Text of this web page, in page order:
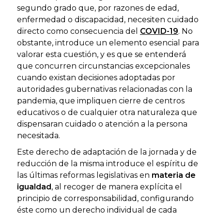
segundo grado que, por razones de edad,
enfermedad o discapacidad, necesiten cuidado
directo como consecuencia del COVID-19. No
obstante, introduce un elemento esencial para
valorar esta cuestión, y es que se entenderá
que concurren circunstancias excepcionales
cuando existan decisiones adoptadas por
autoridades gubernativas relacionadas con la
pandemia, que impliquen cierre de centros
educativos o de cualquier otra naturaleza que
dispensaran cuidado o atención a la persona
necesitada.
Este derecho de adaptación de la jornada y de
reducción de la misma introduce el espíritu de
las últimas reformas legislativas en materia de
igualdad, al recoger de manera explícita el
principio de corresponsabilidad, configurando
éste como un derecho individual de cada